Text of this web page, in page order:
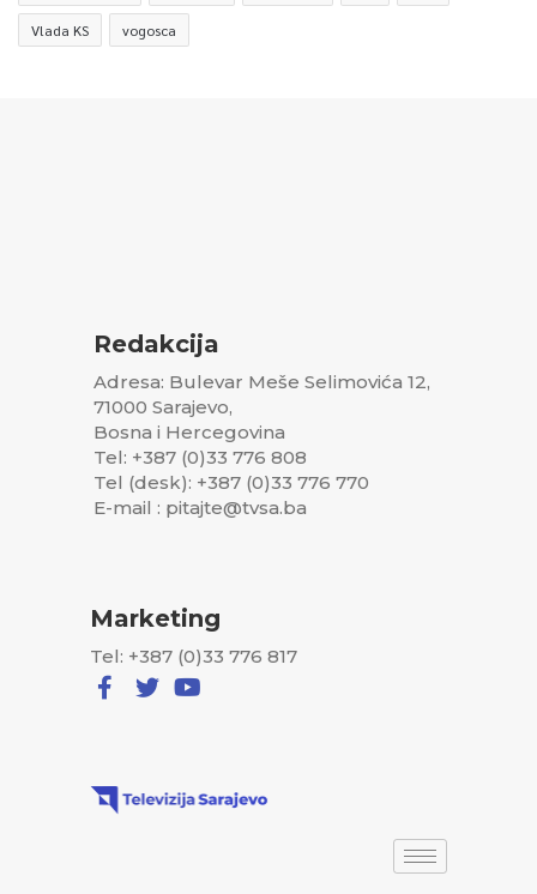
Vlada KS vogosca
Redakcija
Adresa: Bulevar Meše Selimovića 12,
71000 Sarajevo,
Bosna i Hercegovina
Tel: +387 (0)33 776 808
Tel (desk): +387 (0)33 776 770
E-mail : pitajte@tvsa.ba
Marketing
Tel: +387 (0)33 776 817